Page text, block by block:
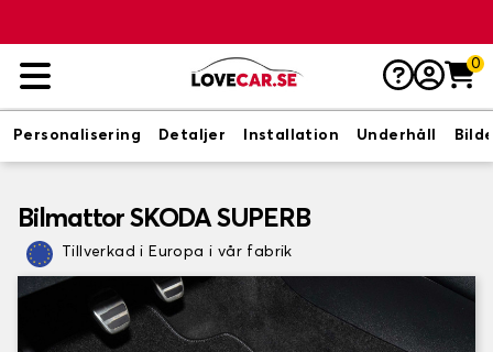
0
Personalisering Detaljer Installation Underhåll
Bilmattor SKODA SUPERB
Tillverkad i Europa i vår fabrik